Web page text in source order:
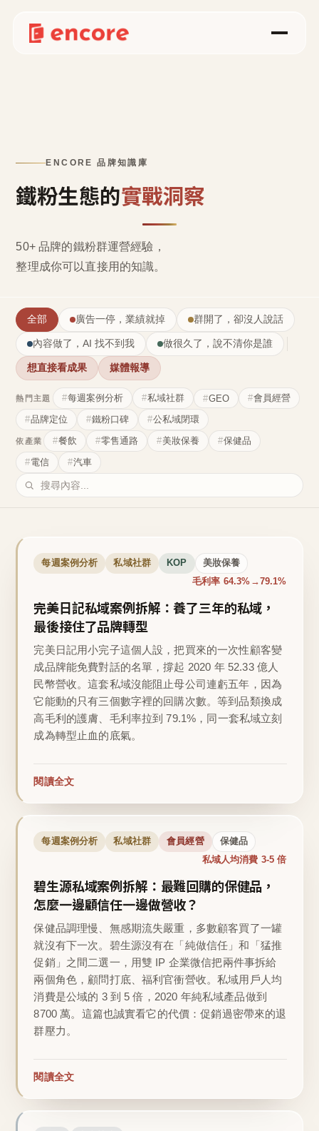
ENCORE 品牌知識庫
鐵粉生態的實戰洞察
50+ 品牌的鐵粉群運營經驗，
整理成你可以直接用的知識。
全部 廣告一停，業績就掉 群開了，卻沒人說話
內容做了，AI 找不到我 做很久了，說不清你是誰
想直接看成果 媒體報導
熱門主題 每週案例分析 私域社群 GEO
會員經營
品牌定位
鐵粉口碑 公私域閉環
依產業 餐飲 零售通路 美妝保養
保健品
電信
汽車
每週案例分析 私域社群 KOP 美妝保養
毛利率 64.3%→79.1%
完美日記私域案例拆解：養了三年的私域，
最後接住了品牌轉型
完美日記用小完子這個人設，把買來的一次性顧客變
成品牌能免費對話的名單，撐起 2020 年 52.33 億人
民幣營收。這套私域沒能阻止母公司連虧五年，因為
它能動的只有三個數字裡的回購次數。等到品類換成
高毛利的護膚、毛利率拉到 79.1%，同一套私域立刻
成為轉型止血的底氣。
閱讀全文
每週案例分析 私域社群 會員經營 保健品
私域人均消費 3-5 倍
碧生源私域案例拆解：最難回購的保健品，
怎麼一邊顧信任一邊做營收？
保健品調理慢、無感期流失嚴重，多數顧客買了一罐
就沒有下一次。碧生源沒有在「純做信任」和「猛推
促銷」之間二選一，用雙 IP 企業微信把兩件事拆給
兩個角色，顧問打底、福利官衝營收。私域用戶人均
消費是公域的 3 到 5 倍，2020 年純私域產品做到
8700 萬。這篇也誠實看它的代價：促銷過密帶來的退
群壓力。
閱讀全文